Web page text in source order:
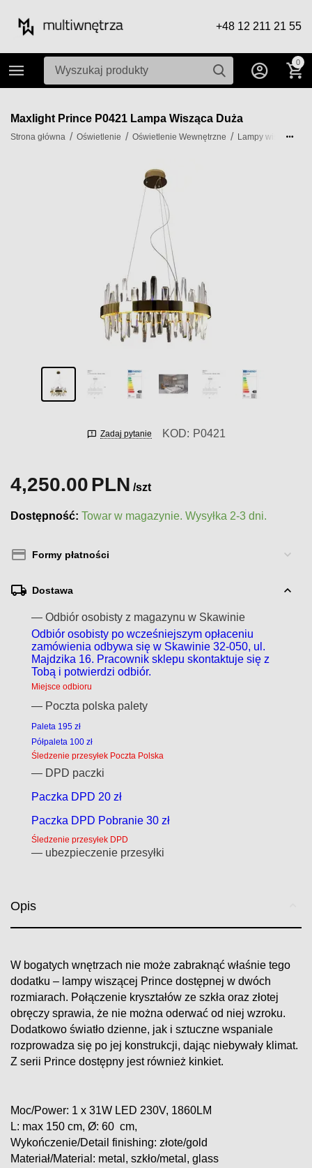
+48 12 211 21 55
0
Maxlight Prince P0421 Lampa Wisząca Duża
Strona główna / Oświetlenie / Oświetlenie Wewnętrzne / Lampy wiszące
Zadaj pytanie KOD: P0421
4,250.00PLN /szt
Dostępność: Towar w magazynie. Wysyłka 2-3 dni.
Formy płatności
Dostawa
— Odbiór osobisty z magazynu w Skawinie
Odbiór osobisty po wcześniejszym opłaceniu
zamówienia odbywa się w Skawinie 32-050, ul.
Majdzika 16. Pracownik sklepu skontaktuje się z
Tobą i potwierdzi odbiór.
Miejsce odbioru
— Poczta polska palety
Paleta 195 zł
Półpaleta 100 zł
Śledzenie przesyłek Poczta Polska
— DPD paczki
Paczka DPD 20 zł
Paczka DPD Pobranie 30 zł
Śledzenie przesyłek DPD
— ubezpieczenie przesyłki
Opis
W bogatych wnętrzach nie może zabraknąć właśnie tego
dodatku – lampy wiszącej Prince dostępnej w dwóch
rozmiarach. Połączenie kryształów ze szkła oraz złotej
obręczy sprawia, że nie można oderwać od niej wzroku.
Dodatkowo światło dzienne, jak i sztuczne wspaniale
rozprowadza się po jej konstrukcji, dając niebywały klimat.
Z serii Prince dostępny jest również kinkiet.
Moc/Power: 1 x 31W LED 230V, 1860LM
L: max 150 cm, Ø: 60 cm,
Wykończenie/Detail finishing: złote/gold
Materiał/Material: metal, szkło/metal, glass